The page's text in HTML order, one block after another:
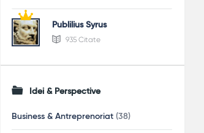
Publilius Syrus
935 Citate
Idei & Perspective
Business & Antreprenoriat (38)